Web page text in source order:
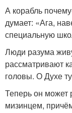
А корабль
думает: «Ага,
специальную
Люди разума
рассматривают
головы. О Духе
Теперь он может
мизинцем,